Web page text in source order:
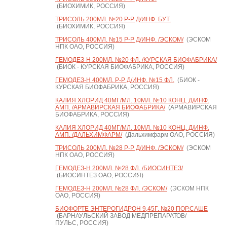
(БИОХИМИК, РОССИЯ)
ТРИСОЛЬ 200МЛ. №20 Р-Р Д/ИНФ. БУТ.
(БИОХИМИК, РОССИЯ)
ТРИСОЛЬ 400МЛ. №15 Р-Р Д/ИНФ. /ЭСКОМ/(ЭСКОМ
НПК ОАО, РОССИЯ)
ГЕМОДЕЗ-Н 200МЛ. №20 ФЛ. /КУРСКАЯ БИОФАБРИКА/
(БИОК - КУРСКАЯ БИОФАБРИКА, РОССИЯ)
ГЕМОДЕЗ-Н 400МЛ. Р-Р Д/ИНФ. №15 ФЛ.(БИОК -
КУРСКАЯ БИОФАБРИКА, РОССИЯ)
КАЛИЯ ХЛОРИД 40МГ/МЛ. 10МЛ. №10 КОНЦ. Д/ИНФ.
АМП. /АРМАВИРСКАЯ БИОФАБРИКА/(АРМАВИРСКАЯ
БИОФАБРИКА, РОССИЯ)
КАЛИЯ ХЛОРИД 40МГ/МЛ. 10МЛ. №10 КОНЦ. Д/ИНФ.
АМП. /ДАЛЬХИМФАРМ/(Дальхимфарм ОАО, РОССИЯ)
ТРИСОЛЬ 200МЛ. №28 Р-Р Д/ИНФ. /ЭСКОМ/(ЭСКОМ
НПК ОАО, РОССИЯ)
ГЕМОДЕЗ-Н 200МЛ. №28 ФЛ. /БИОСИНТЕЗ/
(БИОСИНТЕЗ ОАО, РОССИЯ)
ГЕМОДЕЗ-Н 200МЛ. №28 ФЛ. /ЭСКОМ/(ЭСКОМ НПК
ОАО, РОССИЯ)
БИОФОРТЕ ЭНТЕРОГИДРОН 9,45Г. №20 ПОР.САШЕ
(БАРНАУЛЬСКИЙ ЗАВОД МЕДПРЕПАРАТОВ/
ПУЛЬС, РОССИЯ)